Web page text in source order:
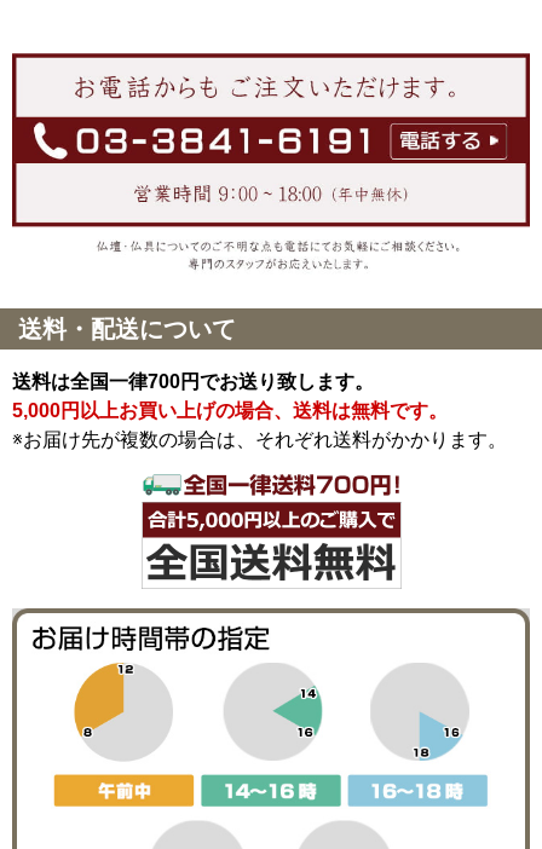
送料・配送について
送料は全国一律700円でお送り致します。
5,000円以上お買い上げの場合、送料は無料です。
※お届け先が複数の場合は、それぞれ送料がかかります。